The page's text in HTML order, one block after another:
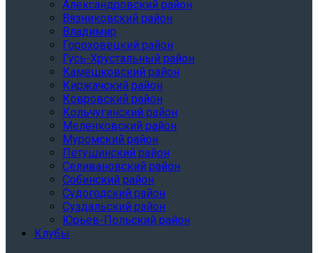
Александровский район
Вязниковский район
Владимир
Гороховецкий район
Гусь-Хрустальный район
Камешковский район
Киржачский район
Ковровский район
Кольчугинский район
Меленковский район
Муромский район
Петушинский район
Селивановский район
Собинский район
Судогодский район
Суздальский район
Юрьев-Польский район
Клубы